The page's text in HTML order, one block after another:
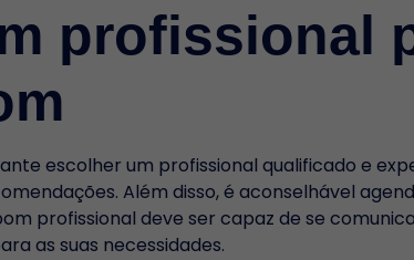
profissional
escolher um profissional qualificado e
Além disso, é aconselhável
profissional deve ser capaz de se
as suas necessidades.